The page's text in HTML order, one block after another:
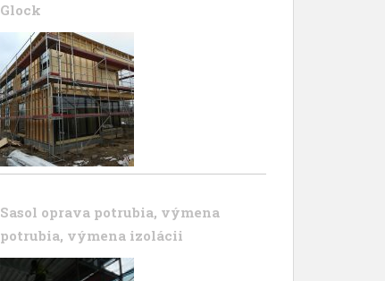
Glock
Sasol oprava potrubia, výmena
potrubia, výmena izolácii